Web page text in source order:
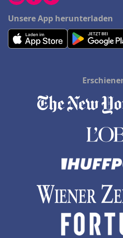
Unsere App herunterladen